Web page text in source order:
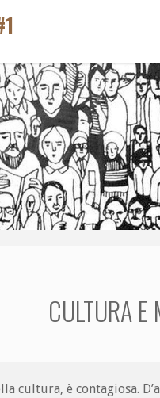
CULTURA E
cultura, è contagiosa.